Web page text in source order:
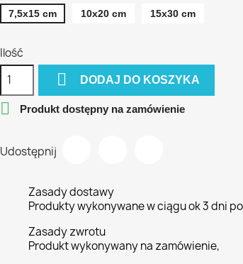
7,5x15 cm 10x20 cm 15x30 cm
Ilość
 DODAJ DO KOSZYKA
 Produkt dostępny na zamówienie
Udostępnij
Zasady dostawy
Produkty wykonywane w ciągu ok 3 dni
Zasady zwrotu
Produkt wykonywany na zamówienie,